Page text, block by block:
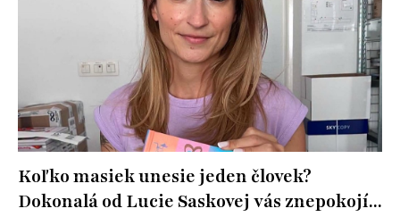
Koľko masiek unesie jeden človek?
Dokonalá od Lucie Saskovej vás znepokojí...